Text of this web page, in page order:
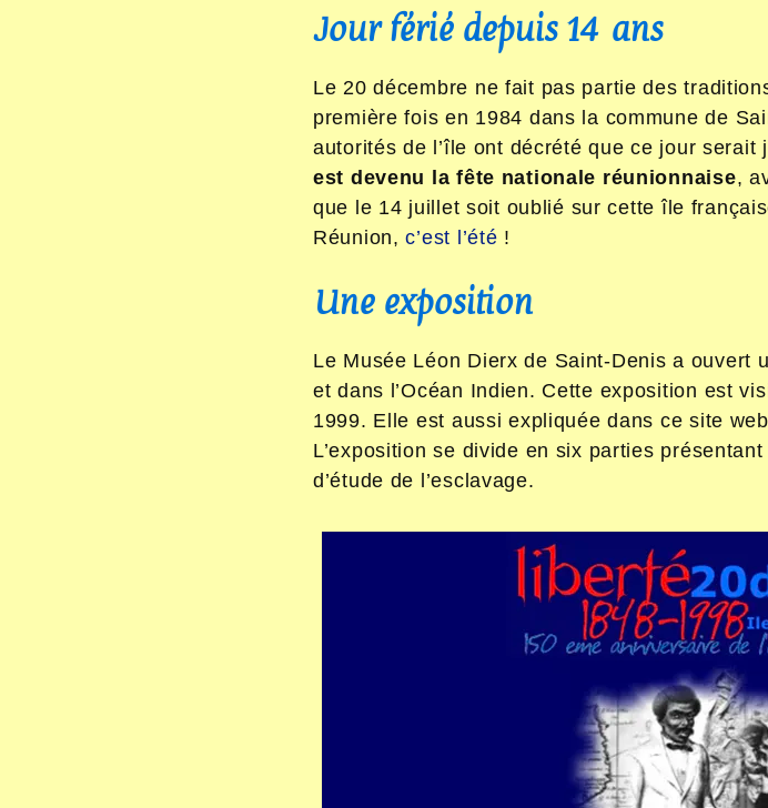
Jour férié depuis 14 ans
Le 20 décembre ne fait pas partie des
première fois en 1984 dans la commune de
autorités de l’île ont décrété que ce jour serait
est devenu la fête nationale réunionnaise,
que le 14 juillet soit oublié sur cette île
Réunion,c’est l’été !
Une exposition
Le Musée Léon Dierx de Saint-Denis a ouvert
et dans l’Océan Indien. Cette exposition est
1999. Elle est aussi expliquée dans ce site
L’exposition se divide en six parties
d’étude de l’esclavage.